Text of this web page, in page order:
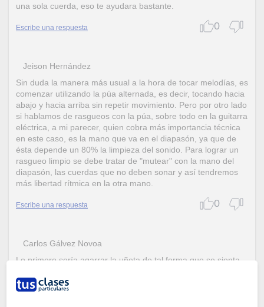
una sola cuerda, eso te ayudara bastante.
Escribe una respuesta 0
Jeison Hernández
Sin duda la manera más usual a la hora de tocar melodías, es
comenzar utilizando la púa alternada, es decir, tocando hacia
abajo y hacia arriba sin repetir movimiento. Pero por otro lado
si hablamos de rasgueos con la púa, sobre todo en la guitarra
eléctrica, a mi parecer, quien cobra más importancia técnica
en este caso, es la mano que va en el diapasón, ya que de
ésta depende un 80% la limpieza del sonido. Para lograr un
rasgueo limpio se debe tratar de "mutear" con la mano del
diapasón, las cuerdas que no deben sonar y así tendremos
más libertad rítmica en la otra mano.
Escribe una respuesta 0
Carlos Gálvez Novoa
Lo primero sería agarrar la uñeta de tal forma que se sienta
la punta de ésta, ya que si la tomaras desde más atrás o
desde la mitad de la púa, te va a quedar suelta y te va a